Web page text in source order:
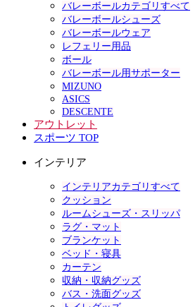
バレーボールカテゴリすべて
バレーボールシューズ
バレーボールウェア
レフェリー用品
ボール
バレーボール用サポーター
MIZUNO
ASICS
DESCENTE
アウトレット
スポーツ TOP
インテリア
インテリアカテゴリすべて
クッション
ルームシューズ・スリッパ
ラグ・マット
ブランケット
ベッド・寝具
カーテン
収納・収納グッズ
バス・洗面グッズ